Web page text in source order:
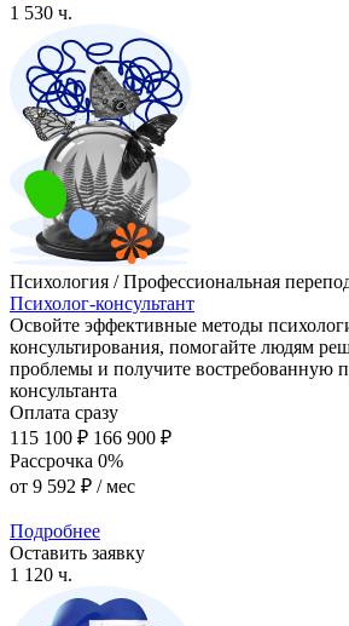
1 530 ч.
Психология / Профессиональная
Психолог-консультант
Освойте эффективные методы
консультирования, помогайте людям
проблемы и получите востребованную
консультанта
Оплата сразу
115 100 ₽ 166 900 ₽
Рассрочка 0%
от 9 592 ₽ / мес
Подробнее
Оставить заявку
1 120 ч.